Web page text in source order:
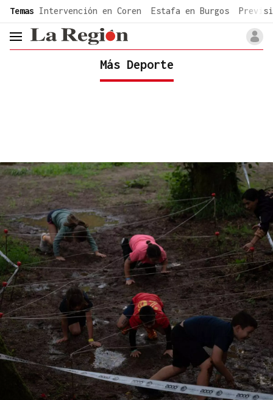
common.go-to-content
Temas Intervención en Coren Estafa en Burgos
header.menu.open
Más Deporte